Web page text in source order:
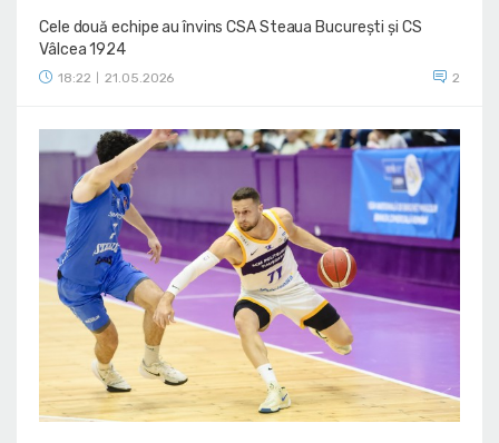
Cele două echipe au învins CSA Steaua București și CS
Vâlcea 1924
18:22 21.05.2026 2